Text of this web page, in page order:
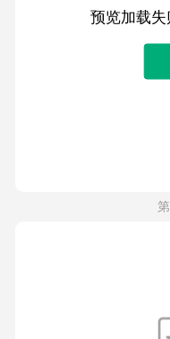
预览加载